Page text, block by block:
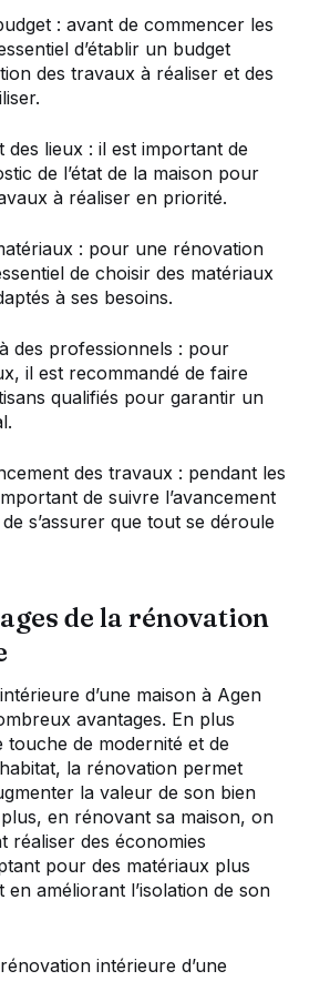
: avant de commencer les
d’établir un budget
des travaux à réaliser et des
des lieux : il est important de
de l’état de la maison pour
à réaliser en priorité.
: pour une rénovation
de choisir des matériaux
à ses besoins.
des professionnels : pour
il est recommandé de faire
qualifiés pour garantir un
des travaux : pendant les
de suivre l’avancement
s’assurer que tout se déroule
de la rénovation
d’une maison à Agen
avantages. En plus
touche de modernité et de
la rénovation permet
la valeur de son bien
en rénovant sa maison, on
réaliser des économies
pour des matériaux plus
améliorant l’isolation de son
intérieure d’une